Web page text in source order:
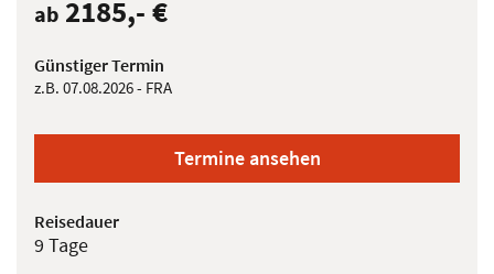
ab 2185,- €
Günstiger Termin
z.B. 07.08.2026 - FRA
Termine ansehen
Reisedauer
9 Tage